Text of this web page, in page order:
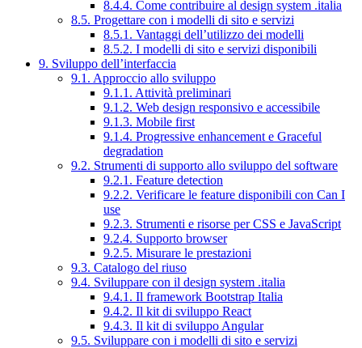
8.4.4. Come contribuire al design system .italia
8.5. Progettare con i modelli di sito e servizi
8.5.1. Vantaggi dell’utilizzo dei modelli
8.5.2. I modelli di sito e servizi disponibili
9. Sviluppo dell’interfaccia
9.1. Approccio allo sviluppo
9.1.1. Attività preliminari
9.1.2. Web design responsivo e accessibile
9.1.3. Mobile first
9.1.4. Progressive enhancement e Graceful
degradation
9.2. Strumenti di supporto allo sviluppo del software
9.2.1. Feature detection
9.2.2. Verificare le feature disponibili con Can I
use
9.2.3. Strumenti e risorse per CSS e JavaScript
9.2.4. Supporto browser
9.2.5. Misurare le prestazioni
9.3. Catalogo del riuso
9.4. Sviluppare con il design system .italia
9.4.1. Il framework Bootstrap Italia
9.4.2. Il kit di sviluppo React
9.4.3. Il kit di sviluppo Angular
9.5. Sviluppare con i modelli di sito e servizi